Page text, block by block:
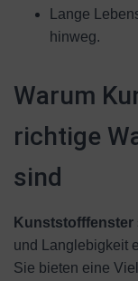
Lange
hinweg.
Warum
richtige
sind
Kunststofffenster
und Langlebigkeit
Sie bieten eine